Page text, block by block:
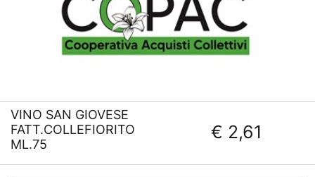
VINO SAN GIOVESE
FATT.COLLEFIORITO
ML.75
€ 2,61